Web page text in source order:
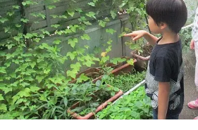
から探す
東京都